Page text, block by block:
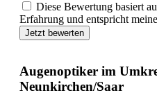
Diese Bewertung basiert
Erfahrung und entspricht
Jetzt bewerten
Augenoptiker im
Neunkirchen/Saar